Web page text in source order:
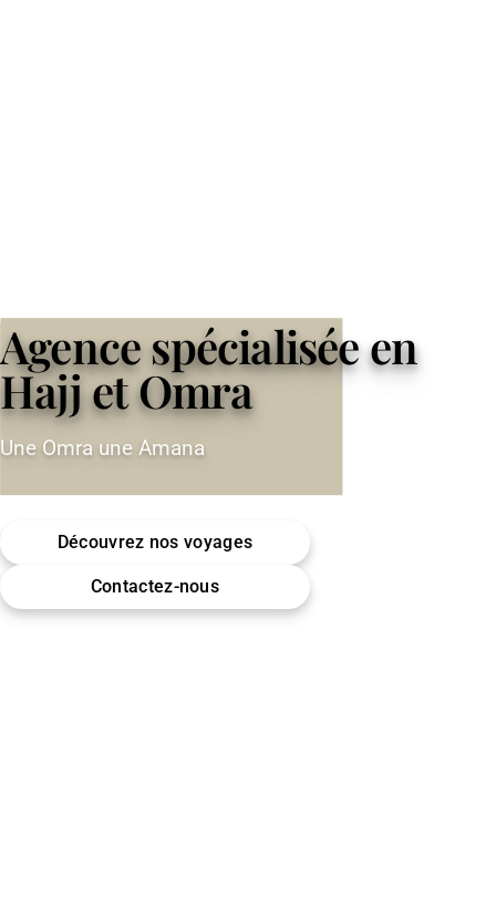
Agence spécialisée en
Hajj et Omra
Une Omra une Amana
Découvrez nos voyages
Contactez-nous
Omra (Umrah) · Hajj
Encadrement & accompagnement